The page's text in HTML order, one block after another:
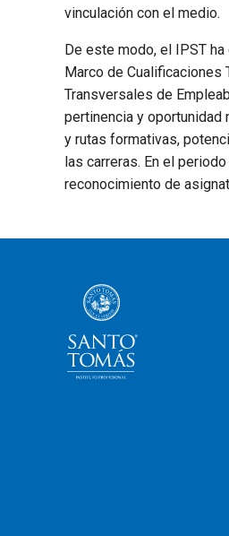
vinculación con el medio.
De este modo, el IPST
Marco de Cualificaciones
Transversales de
pertinencia y oportunidad
y rutas formativas,
las carreras. En el
reconocimiento de